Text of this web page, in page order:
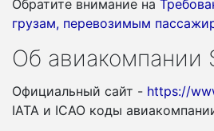
Обратите внимание на
грузам, перевозимым
Об авиакомпании
Официальный сайт - https://
IATA и ICAO коды